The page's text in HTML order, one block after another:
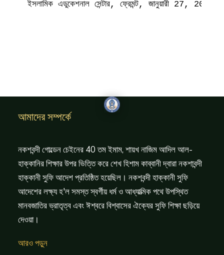
ইসলামিক এডুকেশনাল সেন্টার, ফ্রেমন্ট, জানুয়ারী 27, 2003
আমাদের সম্পর্কে
নকশবন্দী গোল্ডেন চেইনের 40 তম ইমাম, শায়খ নাজিম আদিল আল-
হাক্কানির শিক্ষার উপর ভিত্তি করে শেখ হিশাম কাব্বানী দ্বারা নকশাবন্দী
হাক্কানী সুফি আদেশ প্রতিষ্ঠিত হয়েছিল। নকশবন্দী হাক্কানী সুফি
আদেশের লক্ষ্য হ'ল সমস্ত স্বর্গীয় ধর্ম ও আধ্যাত্মিক পথে উপস্থিত
মানবজাতির ভ্রাতৃত্ব এবং ঈশ্বরে বিশ্বাসের ঐক্যের সুফি শিক্ষা ছড়িয়ে
দেওয়া।
আরও পড়ুন